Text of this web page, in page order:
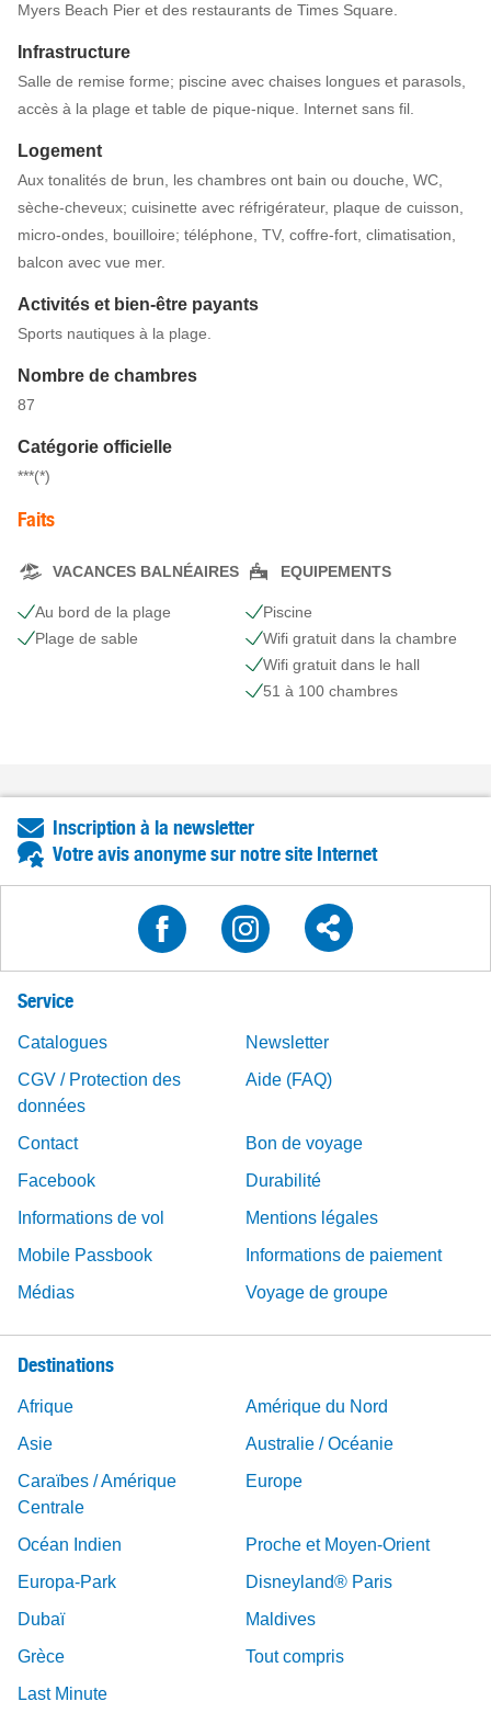
Myers Beach Pier et des restaurants de Times Square.
Infrastructure
Salle de remise forme; piscine avec chaises longues et parasols,
accès à la plage et table de pique-nique. Internet sans fil.
Logement
Aux tonalités de brun, les chambres ont bain ou douche, WC,
sèche-cheveux; cuisinette avec réfrigérateur, plaque de cuisson,
micro-ondes, bouilloire; téléphone, TV, coffre-fort, climatisation,
balcon avec vue mer.
Activités et bien-être payants
Sports nautiques à la plage.
Nombre de chambres
87
Catégorie officielle
***(*)
Faits
VACANCES BALNÉAIRES
Au bord de la plage
Plage de sable
EQUIPEMENTS
Piscine
Wifi gratuit dans la chambre
Wifi gratuit dans le hall
51 à 100 chambres
Inscription à la newsletter
Votre avis anonyme sur notre site Internet
Service
Catalogues
Newsletter
CGV / Protection des
données
Aide (FAQ)
Contact
Bon de voyage
Facebook
Durabilité
Informations de vol
Mentions légales
Mobile Passbook
Informations de paiement
Médias
Voyage de groupe
Destinations
Afrique
Amérique du Nord
Asie
Australie / Océanie
Caraïbes / Amérique
Centrale
Europe
Océan Indien
Proche et Moyen-Orient
Europa-Park
Disneyland® Paris
Dubaï
Maldives
Grèce
Tout compris
Last Minute